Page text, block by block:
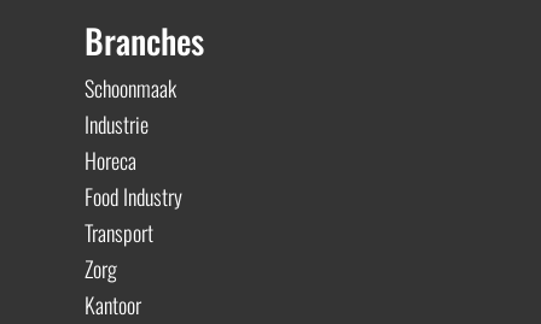
Branches
Schoonmaak
Industrie
Horeca
Food Industry
Transport
Zorg
Kantoor